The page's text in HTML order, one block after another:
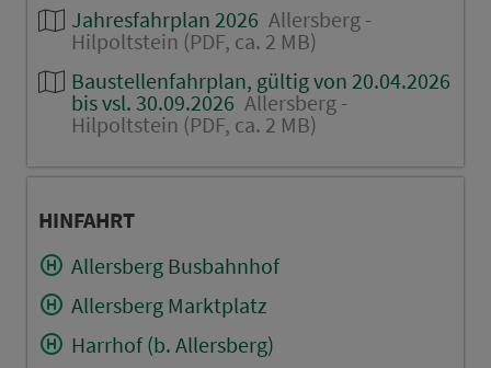
Jahresfahrplan 2026 Allersberg -
Hilpoltstein (PDF, ca. 2 MB)
Baustellenfahrplan, gültig von 20.04.2026
bis vsl. 30.09.2026 Allersberg -
Hilpoltstein (PDF, ca. 2 MB)
HINFAHRT
Allersberg Busbahnhof
Allersberg Marktplatz
Harrhof (b. Allersberg)